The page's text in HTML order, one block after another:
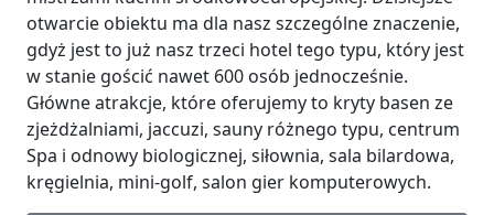
otwarcie obiektu ma dla nasz szczególne znaczenie,
gdyż jest to już nasz trzeci hotel tego typu, który jest
w stanie gościć nawet 600 osób jednocześnie.
Główne atrakcje, które oferujemy to kryty basen ze
zjeżdżalniami, jaccuzi, sauny różnego typu, centrum
Spa i odnowy biologicznej, siłownia, sala bilardowa,
kręgielnia, mini-golf, salon gier komputerowych.